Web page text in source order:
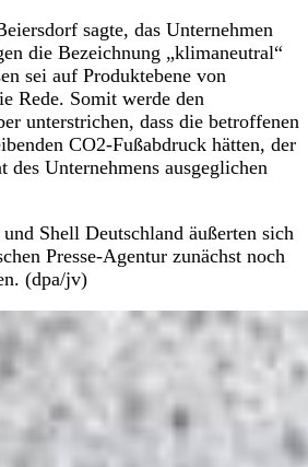
sagte, das Unternehmen
die Bezeichnung „klimaneutral“
sei auf Produktebene von
Rede. Somit werde den
unterstrichen, dass die betroffenen
CO2-Fußabdruck hätten, der
des Unternehmens ausgeglichen
Shell Deutschland äußerten sich
Presse-Agentur zunächst noch
(dpa/jv)